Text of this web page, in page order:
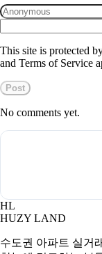
This site is protected
and Terms of Service
Post
No comments yet.
HL
HUZY LAND
수도권 아파트 실거